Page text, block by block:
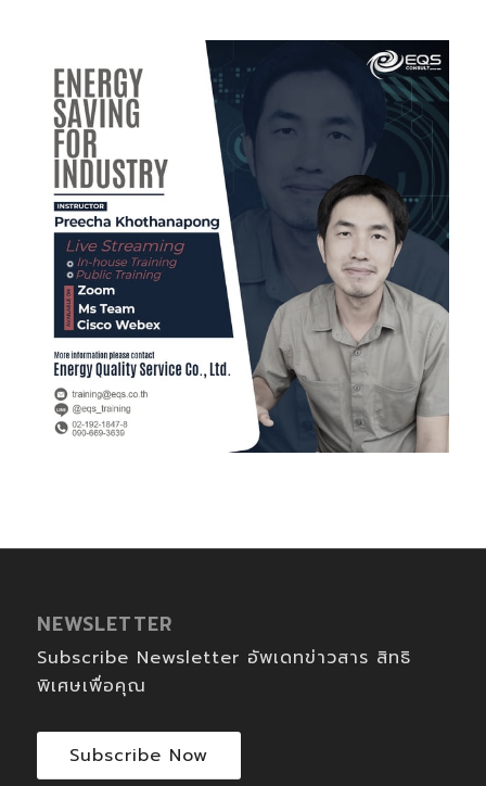
NEWSLETTER
Subscribe Newsletter อัพเดทข่าวสาร สิทธิ
พิเศษเพื่อคุณ
Subscribe Now